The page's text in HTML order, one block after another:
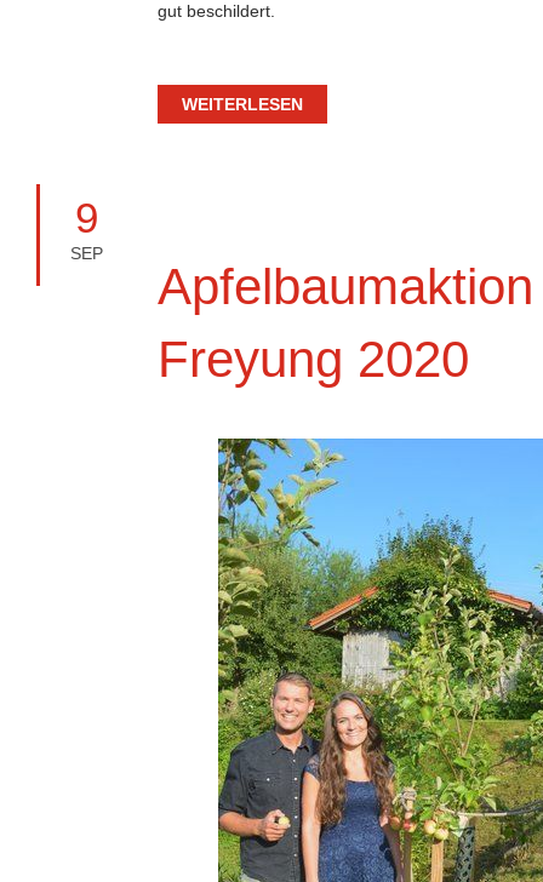
gut beschildert.
WEITERLESEN
9
SEP
Freyung 2020